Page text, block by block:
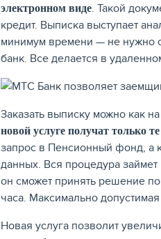
электронном виде. Такой
кредит. Выписка выступает
минимум времени — не нужно
банк. Все делается в
Заказать выписку можно как
новой услуге получат только
запрос в Пенсионный фонд, а
данных. Вся процедура займет
он сможет принять решение
часа. Максимально
Новая услуга позволит